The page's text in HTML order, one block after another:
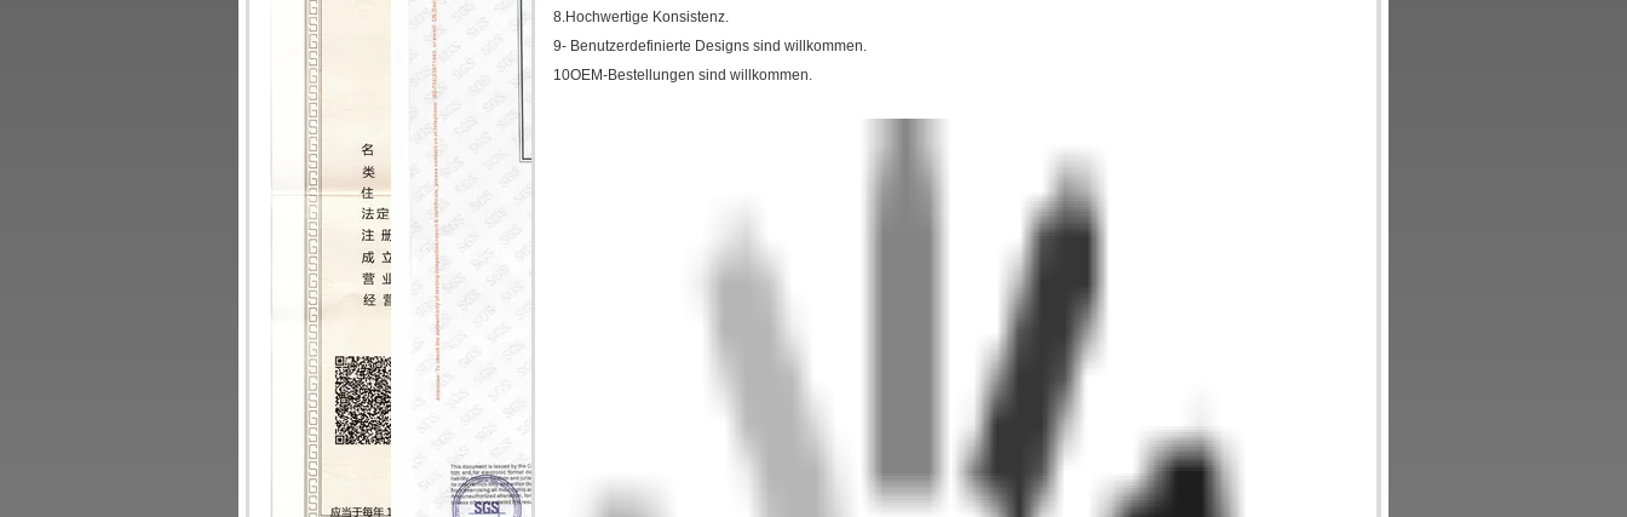
8.Hochwertige Konsistenz.
9- Benutzerdefinierte Designs sind willkommen.
10OEM-Bestellungen sind willkommen.